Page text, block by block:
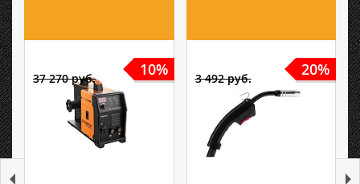
10%
37 270 руб. 20%
3 492 руб.